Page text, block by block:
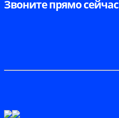
Звоните прямо сейчас